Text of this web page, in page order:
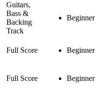
Guitars,
Bass &
Backing
Track
Beginner
Full Score Beginner
Full Score Beginner